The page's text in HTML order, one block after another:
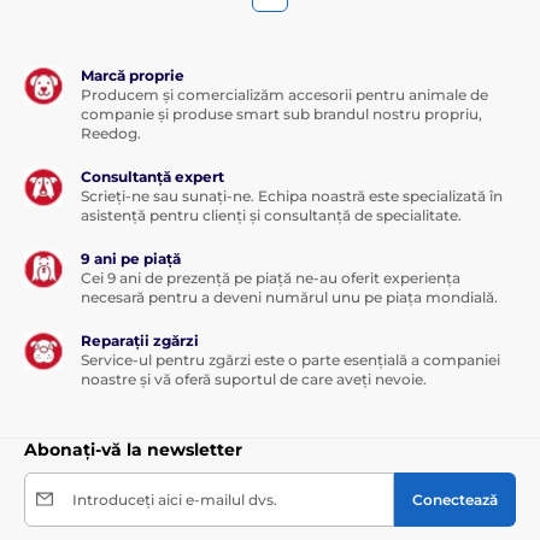
Marcă proprie
Producem și comercializăm accesorii pentru animale de
companie și produse smart sub brandul nostru propriu,
Reedog.
Consultanță expert
Scrieți-ne sau sunați-ne. Echipa noastră este specializată în
asistență pentru clienți și consultanță de specialitate.
9 ani pe piață
Cei 9 ani de prezență pe piață ne-au oferit experiența
necesară pentru a deveni numărul unu pe piața mondială.
Reparații zgărzi
Service-ul pentru zgărzi este o parte esențială a companiei
noastre și vă oferă suportul de care aveți nevoie.
Abonați-vă la newsletter
Introduceți aici e-mailul dvs. Conectează